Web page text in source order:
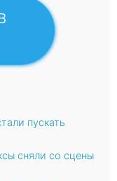
пускать
сняли со сцены